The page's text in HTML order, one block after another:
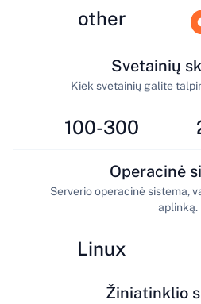
other
100-300
Svetainių
Kiek svetainių galite
Linux
Operacinė
Serverio operacinė sistema,
aplinką.
Žiniatinklio